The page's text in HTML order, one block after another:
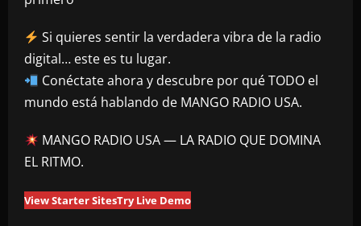
Si quieres sentir la verdadera vibra de la radio
digital… este es tu lugar.
Conéctate ahora y descubre por qué TODO el
mundo está hablando de MANGO RADIO USA.
MANGO RADIO USA — LA RADIO QUE DOMINA
EL RITMO.
View Starter SitesTry Live Demo